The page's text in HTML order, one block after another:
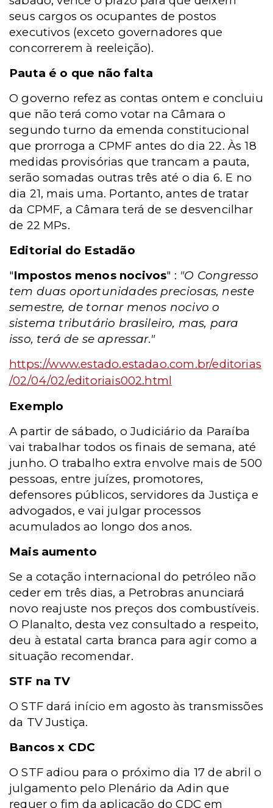
seus cargos os ocupantes de postos
executivos (exceto governadores que
concorrerem à reeleição).
Pauta é o que não falta
O governo refez as contas ontem e concluiu
que não terá como votar na Câmara o
segundo turno da emenda constitucional
que prorroga a CPMF antes do dia 22. Às 18
medidas provisórias que trancam a pauta,
serão somadas outras três até o dia 6. E no
dia 21, mais uma. Portanto, antes de tratar
da CPMF, a Câmara terá de se desvencilhar
de 22 MPs.
Editorial do Estadão
"Impostos menos nocivos" : "O Congresso
tem duas oportunidades preciosas, neste
semestre, de tornar menos nocivo o
sistema tributário brasileiro, mas, para
isso, terá de se apressar."
https://www.estado.estadao.com.br/editorias
/02/04/02/editoriais002.html
Exemplo
A partir de sábado, o Judiciário da Paraíba
vai trabalhar todos os finais de semana, até
junho. O trabalho extra envolve mais de 500
pessoas, entre juízes, promotores,
defensores públicos, servidores da Justiça e
advogados, e vai julgar processos
acumulados ao longo dos anos.
Mais aumento
Se a cotação internacional do petróleo não
ceder em três dias, a Petrobras anunciará
novo reajuste nos preços dos combustíveis.
O Planalto, desta vez consultado a respeito,
deu à estatal carta branca para agir como a
situação recomendar.
STF na TV
O STF dará início em agosto às transmissões
da TV Justiça.
Bancos x CDC
O STF adiou para o próximo dia 17 de abril o
julgamento pelo Plenário da Adin que
requer o fim da aplicação do CDC em